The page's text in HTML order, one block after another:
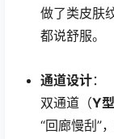
做了类皮肤
都说舒服。
通道设计：
双通道（Y
“回廊慢刮”